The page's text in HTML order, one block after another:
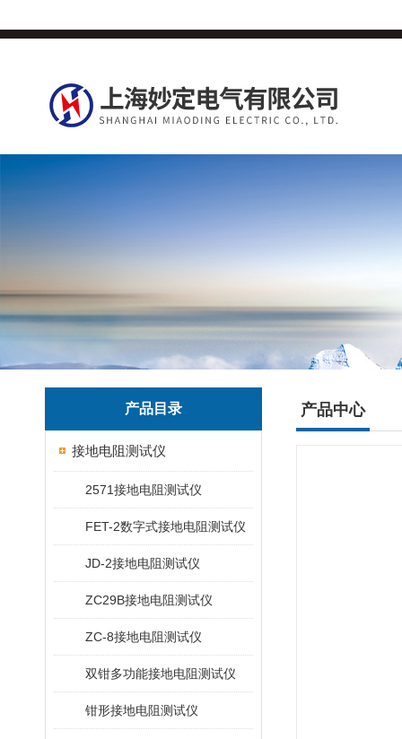
产品目录
接地电阻测试仪
2571接地电阻测试仪
FET-2数字式接地电阻测试仪
JD-2接地电阻测试仪
ZC29B接地电阻测试仪
ZC-8接地电阻测试仪
双钳多功能接地电阻测试仪
钳形接地电阻测试仪
产品中心